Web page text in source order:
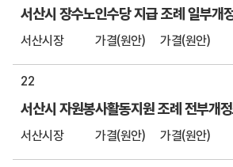
서산시 장수노인수당 지급 조례 일부개
서산시장 가결(원안) 가결(원안)
22
서산시 자원봉사활동지원 조례 전부개
서산시장 가결(원안) 가결(원안)